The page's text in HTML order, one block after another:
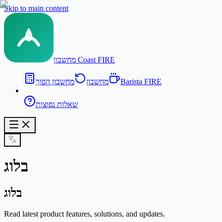
Skip to main content
מחשבון Coast FIRE
מחשבון מחשבון הפוך Barista FIRE
שאלות נפוצות
בלוג
בלוג
Read latest product features, solutions, and updates.